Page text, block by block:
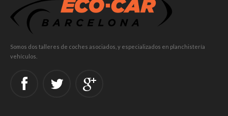
Somos dos talleres de coches asociados, y especializados en planchistería
vehículos.